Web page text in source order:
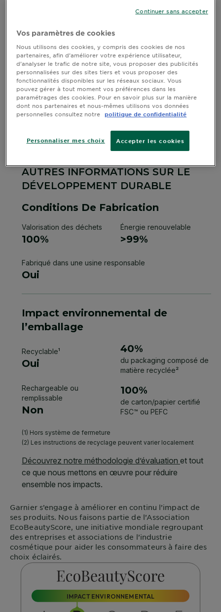
Garniers’engage à améliorer en continu l’impact de
ses produits. Nous faisons partie de l’Association
EcoBeautyScore, une initiative mondiale regroupant
des entreprises et associations de l’industrie
cosmétique pour aider les consommateurs à faire des
choix éclairés.
IMPACT ENVIRONNEMENTAL
Vos paramètres de cookies
Nous utilisons des cookies, y compris des cookies de nos
partenaires, afin d’améliorer votre expérience utilisateur,
d’analyser le trafic de notre site, vous proposer des publicités
personnalisées sur des sites tiers et vous proposer des
fonctionnalités disponibles sur les réseaux sociaux. Vous
pouvez gérer à tout moment vos préférences dans les
paramétrages des cookies. Pour en savoir plus sur la manière
dont nos partenaires et nous-mêmes utilisons vos données
personnelles consultez notre
politique de confidentialité
Accepter les cookies
Personnaliser mes choix
Continuer sans accepter